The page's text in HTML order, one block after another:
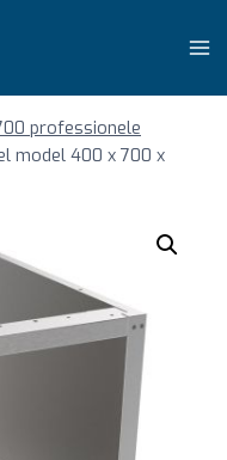
professionele
model 400 x 700 x